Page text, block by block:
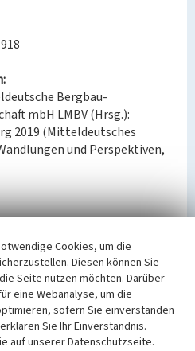
Bergbau-
mbH LMBV (Hrsg.):
2019 (Mitteldeutsches
und Perspektiven,
mit Brikettfabrik
Cookies, um die
Diesen können Sie
Seite nutzen möchten. Darüber
eine Webanalyse, um die
sofern Sie einverstanden
Sie Ihr Einverständnis.
auf unserer Datenschutzseite.